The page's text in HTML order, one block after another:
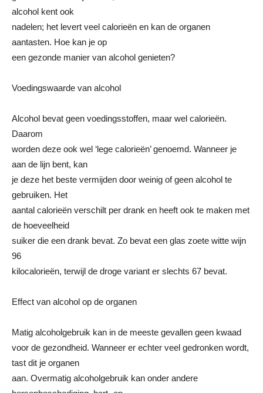
alcohol kent ook
nadelen; het levert veel calorieën en kan de organen
aantasten. Hoe kan je op
een gezonde manier van alcohol genieten?
Voedingswaarde van alcohol
Alcohol bevat geen voedingsstoffen, maar wel calorieën.
Daarom
worden deze ook wel ‘lege calorieën’ genoemd. Wanneer je
aan de lijn bent, kan
je deze het beste vermijden door weinig of geen alcohol te
gebruiken. Het
aantal calorieën verschilt per drank en heeft ook te maken met
de hoeveelheid
suiker die een drank bevat. Zo bevat een glas zoete witte wijn
96
kilocalorieën, terwijl de droge variant er slechts 67 bevat.
Effect van alcohol op de organen
Matig alcoholgebruik kan in de meeste gevallen geen kwaad
voor de gezondheid. Wanneer er echter veel gedronken wordt,
tast dit je organen
aan. Overmatig alcoholgebruik kan onder andere